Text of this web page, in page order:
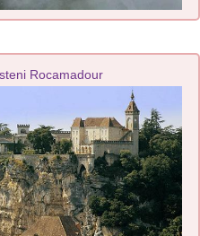
Rocamadour